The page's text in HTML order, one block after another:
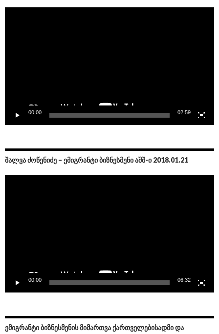
00:00 02:59
ᲨᲐᲚᲕᲐ ᲫᲝᲬᲔᲜᲘᲫᲔ – ᲔᲛᲘᲒᲠᲐᲜᲢᲘ ᲑᲘᲖᲜᲔᲡᲛᲔᲜᲘ ᲐᲨᲨ-Ი 2018.01.21
00:00 06:32
ᲔᲛᲘᲒᲠᲐᲜᲢᲘ ᲑᲘᲖᲜᲔᲡᲛᲔᲜᲘᲡ ᲛᲘᲛᲐᲠᲗᲕᲐ ᲥᲐᲠᲗᲕᲔᲚᲔᲑᲘᲡᲐᲓᲛᲘ ᲓᲐ